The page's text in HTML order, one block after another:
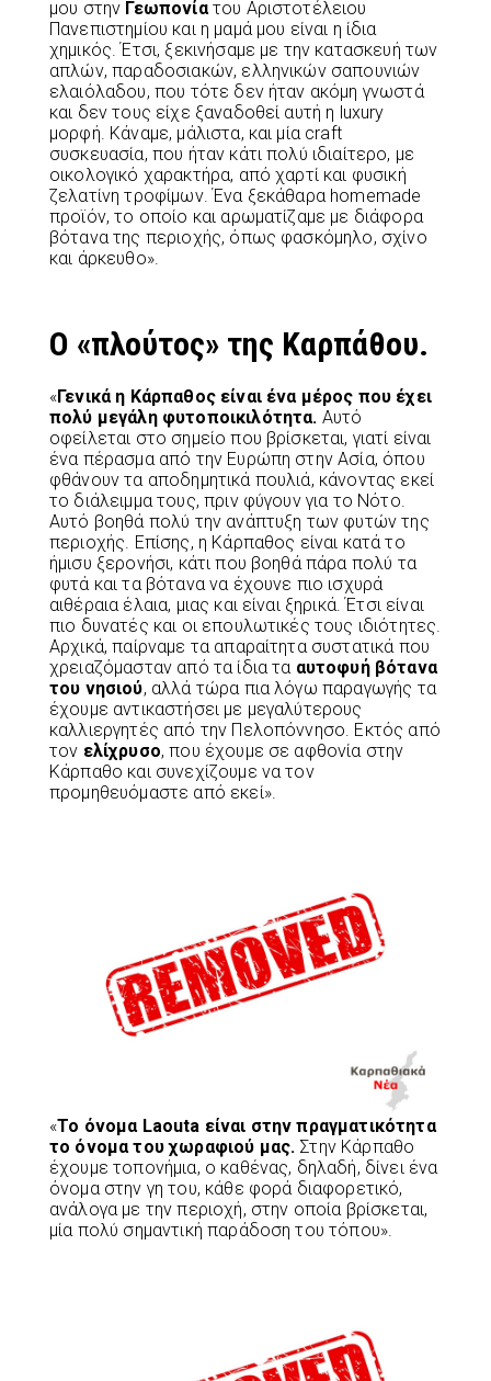
μου στην Γεωπονίατου Αριστοτέλειου
Πανεπιστημίου και η μαμά μου είναι η ίδια
χημικός. Έτσι, ξεκινήσαμε με την κατασκευή των
απλών, παραδοσιακών, ελληνικών σαπουνιών
ελαιόλαδου, που τότε δεν ήταν ακόμη γνωστά
και δεν τους είχε ξαναδοθεί αυτή η luxury
μορφή. Κάναμε, μάλιστα, και μία craft
συσκευασία, που ήταν κάτι πολύ ιδιαίτερο, με
οικολογικό χαρακτήρα, από χαρτί και φυσική
ζελατίνη τροφίμων. Ένα ξεκάθαρα homemade
προϊόν, το οποίο και αρωματίζαμε με διάφορα
βότανα της περιοχής, όπως φασκόμηλο, σχίνο
και άρκευθο».
Ο «πλούτος» της Καρπάθου.
«Γενικά η Κάρπαθος είναι ένα μέρος που έχει
πολύ μεγάλη φυτοποικιλότητα. Αυτό
οφείλεται στο σημείο που βρίσκεται, γιατί είναι
ένα πέρασμα από την Ευρώπη στην Ασία, όπου
φθάνουν τα αποδημητικά πουλιά, κάνοντας εκεί
το διάλειμμα τους, πριν φύγουν για το Νότο.
Αυτό βοηθά πολύ την ανάπτυξη των φυτών της
περιοχής. Επίσης, η Κάρπαθος είναι κατά το
ήμισυ ξερονήσι, κάτι που βοηθά πάρα πολύ τα
φυτά και τα βότανα να έχουνε πιο ισχυρά
αιθέραια έλαια, μιας και είναι ξηρικά. Έτσι είναι
πιο δυνατές και οι επουλωτικές τους ιδιότητες.
Αρχικά, παίρναμε τα απαραίτητα συστατικά που
χρειαζόμασταν από τα ίδια τα αυτοφυή βότανα
του νησιού, αλλά τώρα πια λόγω παραγωγής τα
έχουμε αντικαστήσει με μεγαλύτερους
καλλιεργητές από την Πελοπόννησο. Εκτός από
τον ελίχρυσο, που έχουμε σε αφθονία στην
Κάρπαθο και συνεχίζουμε να τον
προμηθευόμαστε από εκεί».
«Το όνομα Laouta είναι στην πραγματικότητα
το όνομα του χωραφιού μας. Στην Κάρπαθο
έχουμε τοπονήμια, ο καθένας, δηλαδή, δίνει ένα
όνομα στην γη του, κάθε φορά διαφορετικό,
ανάλογα με την περιοχή, στην οποία βρίσκεται,
μία πολύ σημαντική παράδοση του τόπου».